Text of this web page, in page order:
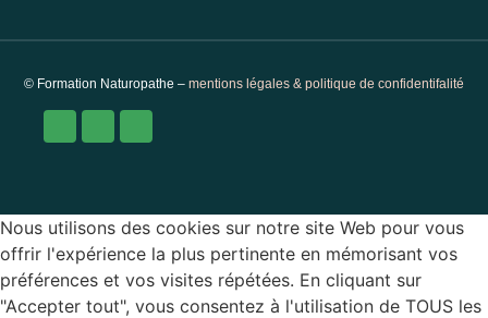
© Formation Naturopathe – mentions légales & politique de confidentifalité
Nous utilisons des cookies sur notre site Web pour vous
offrir l'expérience la plus pertinente en mémorisant vos
préférences et vos visites répétées. En cliquant sur
"Accepter tout", vous consentez à l'utilisation de TOUS les